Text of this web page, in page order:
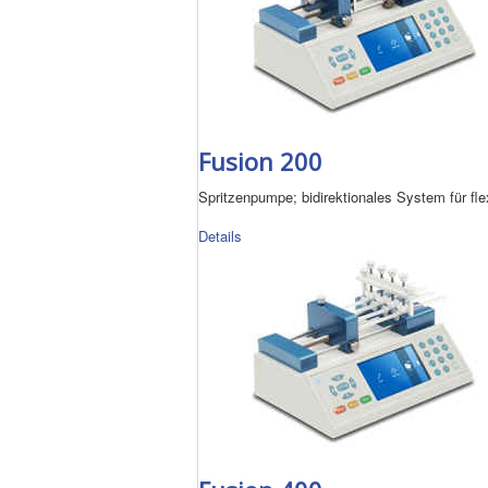
Fusion 200
Spritzenpumpe; bidirektionales System für
Details